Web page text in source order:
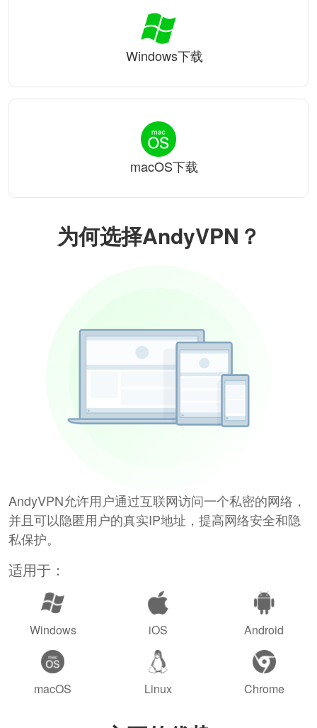
为何选择AndyVPN？
AndyVPN允许用户通过互联网访问一个私密的网络，
并且可以隐匿用户的真实IP地址，提高网络安全和隐
私保护。
适用于：
Windows iOS Android
macOS Linux Chrome
Windows下载
macOS下载